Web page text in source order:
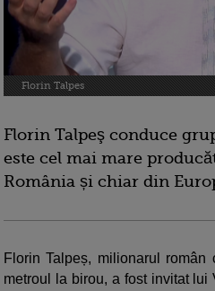
Florin Talpes
Florin Talpeş conduce
este cel mai mare
România și chiar din
Florin Talpeș, milionarul
metroul la birou, a fost invitat